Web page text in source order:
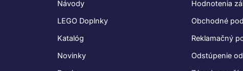
Návody
LEGO Doplnky
Katalóg
Novinky
Hodnotenia
Obchodné
Reklamačný
Odstúpenie